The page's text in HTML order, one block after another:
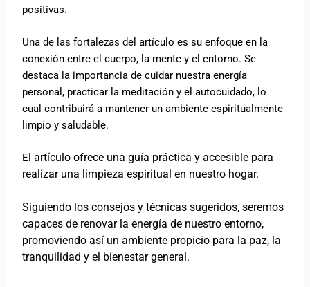
positivas.
Una de las fortalezas del artículo es su enfoque en la
conexión entre el cuerpo, la mente y el entorno. Se
destaca la importancia de cuidar nuestra energía
personal, practicar la meditación y el autocuidado, lo
cual contribuirá a mantener un ambiente espiritualmente
limpio y saludable.
E l artículo ofrece una guía práctica y accesible para
realizar una limpieza espiritual en nuestro hogar.
Siguiendo los consejos y técnicas sugeridos, seremos
capaces de renovar la energía de nuestro entorno,
promoviendo así un ambiente propicio para la paz, la
tranquilidad y el bienestar general.